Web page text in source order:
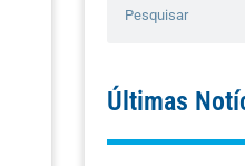
Últimas